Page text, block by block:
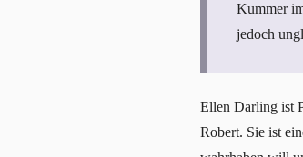
Kummer
jedoch
Ellen Darling ist
Robert. Sie ist